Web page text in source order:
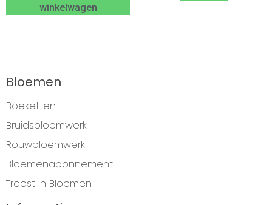
winkelwagen
Bloemen
Boeketten
Bruidsbloemwerk
Rouwbloemwerk
Bloemenabonnement
Troost in Bloemen